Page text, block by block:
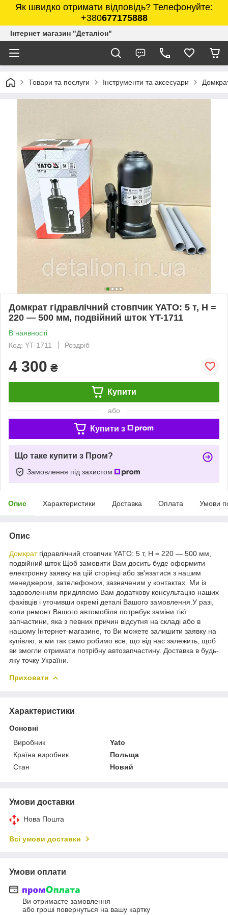
Як швидко отримати відповідь? Телефонуйте:
+380677175888
Інтернет магазин "Деталіон"
Товари та послуги Інструменти та аксесуари
Домкрат гідравлічний стовпчик YATO: 5 т, H =
220 — 500 мм, подвійний шток YT-1711
В наявності
Код: YT-1711
Роздріб
4 300 ₴
Купити
або
Купити з
Що таке купити з Пром?
Замовлення під захистом
Опис Характеристики Доставка Оплата Умови
Опис
Домкратгідравлічний стовпчик YATO: 5 т, H = 220 — 500 мм,
подвійний шток Щоб замовити Вам досить буде оформити
електронну заявку на цій сторінці або зв'язатися з нашим
менеджером, зателефоном, зазначеним у контактах. Ми із
задоволенням приділяємо Вам додаткову консультацію наших
фахівців і уточивши окремі деталі Вашого замовлення.У разі,
коли ремонт Вашого автомобіля потребує заміни тієї
запчастини, яка з певних причин відсутня на складі або в
нашому Інтернет-магазине, то Ви можете залишити заявку на
купівлю, а ми так само робимо все, що від нас залежить, щоб
ви змогли отримати потрібну автозапчастину. Доставка в будь-
яку точку України.
Приховати
Характеристики
Основні
Виробник
Yato
Країна виробник
Польща
Стан
Новий
Умови доставки
Нова Пошта
Всі умови доставки
Умови оплати
Ви отримаєте замовлення
або гроші повернуться на вашу картку